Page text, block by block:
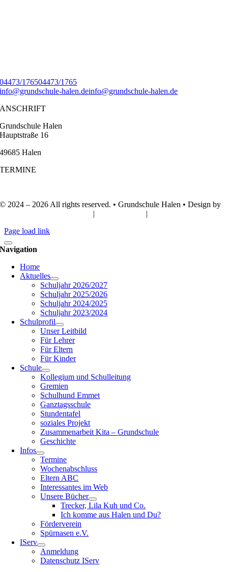
04473/176504473/1765
info@grundschule-halen.deinfo@grundschule-halen.de
ANSCHRIFT
Grundschule Halen
Hauptstraße 16
49685 Halen
TERMINE
© 2024 – 2026 All rights reserved. • Grundschule Halen • Design by
| |
Page load link
Navigation
Home
Aktuelles
Schuljahr 2026/2027
Schuljahr 2025/2026
Schuljahr 2024/2025
Schuljahr 2023/2024
Schulprofil
Unser Leitbild
Für Lehrer
Für Eltern
Für Kinder
Schule
Kollegium und Schulleitung
Gremien
Schulhund Emmet
Ganztagsschule
Stundentafel
soziales Projekt
Zusammenarbeit Kita – Grundschule
Geschichte
Infos
Termine
Wochenabschluss
Eltern ABC
Interessantes im Web
Unsere Bücher
Trecker, Lila Kuh und Co.
Ich komme aus Halen und Du?
Förderverein
Spürnasen e.V.
IServ
Anmeldung
Datenschutz IServ